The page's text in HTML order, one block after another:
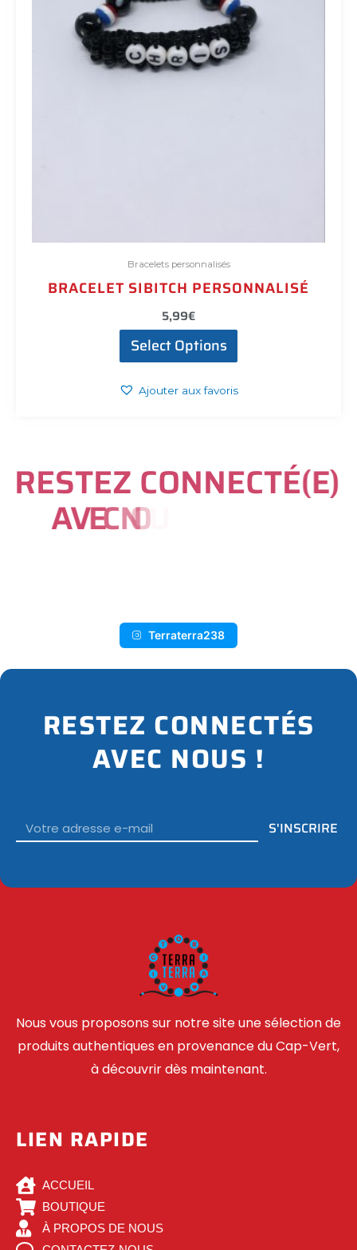
Bracelets personnalisés
BRACELET SIBITCH PERSONNALISÉ
5,99€
Select Options
la
page
du
Ajouter aux favoris
RESTEZ CONNECTÉ(E)
AVECN
Terraterra238
RESTEZ CONNECTÉS
AVEC NOUS !
S'INSCRIRE
Nous vous proposons sur notre site une sélection de
produits authentiques en provenance du Cap-Vert,
à découvrir dès maintenant.
LIEN RAPIDE
ACCUEIL
BOUTIQUE
À PROPOS DE NOUS